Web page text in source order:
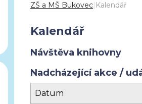
ZŠ a MŠ Bukovec| Kalendář
Kalendář
Návštěva knihovny
Nadcházející akce /
Datum